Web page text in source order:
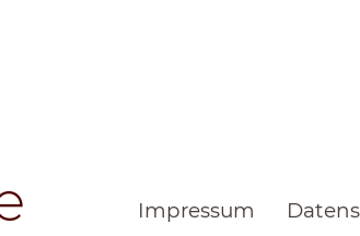
Impressum